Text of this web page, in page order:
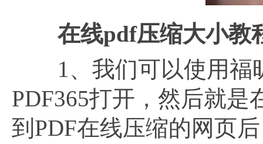
在线pdf压缩大小教
1、我们可以使用福昕
PDF365打开，然后就
到PDF在线压缩的网页